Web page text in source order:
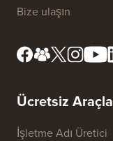
Bize ulaşın
Ücretsiz
İşletme Adı Üretici